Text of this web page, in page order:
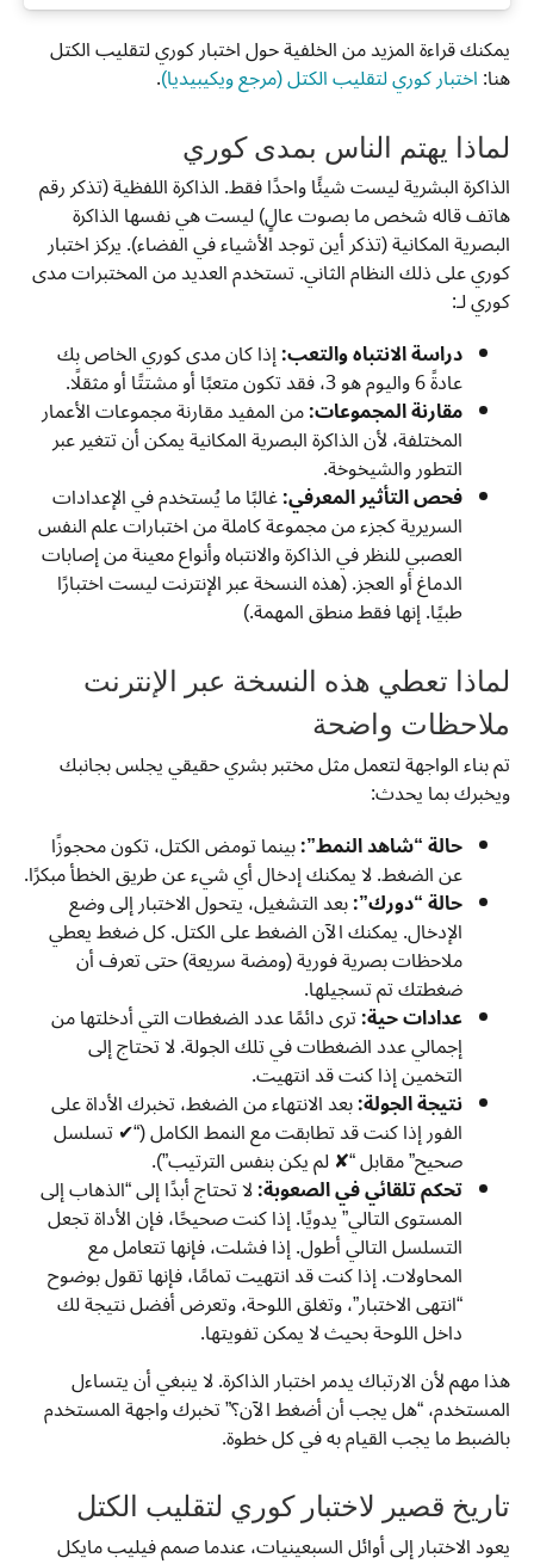
يمكنك قراءة المزيد من الخلفية حول اختبار كوري لتقليب الكتل
هنا:اختبار كوري لتقليب الكتل (مرجع ويكيبيديا).
لماذا يهتم الناس بمدى كوري
الذاكرة البشرية ليست شيئًا واحدًا فقط. الذاكرة اللفظية (تذكر رقم
هاتف قاله شخص ما بصوت عالٍ) ليست هي نفسها الذاكرة
البصرية المكانية (تذكر أين توجد الأشياء في الفضاء). يركز اختبار
كوري على ذلك النظام الثاني. تستخدم العديد من المختبرات مدى
كوري لـ:
دراسة الانتباه والتعب:إذا كان مدى كوري الخاص بك
عادةً 6 واليوم هو 3، فقد تكون متعبًا أو مشتتًا أو مثقلًا.
مقارنة المجموعات:من المفيد مقارنة مجموعات الأعمار
المختلفة، لأن الذاكرة البصرية المكانية يمكن أن تتغير عبر
التطور والشيخوخة.
فحص التأثير المعرفي:غالبًا ما يُستخدم في الإعدادات
السريرية كجزء من مجموعة كاملة من اختبارات علم النفس
العصبي للنظر في الذاكرة والانتباه وأنواع معينة من إصابات
الدماغ أو العجز. (هذه النسخة عبر الإنترنت ليست اختبارًا
طبيًا. إنها فقط منطق المهمة.)
لماذا تعطي هذه النسخة عبر الإنترنت
ملاحظات واضحة
تم بناء الواجهة لتعمل مثل مختبر بشري حقيقي يجلس بجانبك
ويخبرك بما يحدث:
حالة “شاهد النمط”:بينما تومض الكتل، تكون محجوزًا
عن الضغط. لا يمكنك إدخال أي شيء عن طريق الخطأ مبكرًا.
حالة “دورك”:بعد التشغيل، يتحول الاختبار إلى وضع
الإدخال. يمكنك الآن الضغط على الكتل. كل ضغط يعطي
ملاحظات بصرية فورية (ومضة سريعة) حتى تعرف أن
ضغطتك تم تسجيلها.
عدادات حية:ترى دائمًا عدد الضغطات التي أدخلتها من
إجمالي عدد الضغطات في تلك الجولة. لا تحتاج إلى
التخمين إذا كنت قد انتهيت.
نتيجة الجولة:بعد الانتهاء من الضغط، تخبرك الأداة على
الفور إذا كنت قد تطابقت مع النمط الكامل (“✔ تسلسل
صحيح” مقابل “✘ لم يكن بنفس الترتيب”).
تحكم تلقائي في الصعوبة:لا تحتاج أبدًا إلى “الذهاب إلى
المستوى التالي” يدويًا. إذا كنت صحيحًا، فإن الأداة تجعل
التسلسل التالي أطول. إذا فشلت، فإنها تتعامل مع
المحاولات. إذا كنت قد انتهيت تمامًا، فإنها تقول بوضوح
“انتهى الاختبار”، وتغلق اللوحة، وتعرض أفضل نتيجة لك
داخل اللوحة بحيث لا يمكن تفويتها.
هذا مهم لأن الارتباك يدمر اختبار الذاكرة. لا ينبغي أن يتساءل
المستخدم، “هل يجب أن أضغط الآن؟” تخبرك واجهة المستخدم
بالضبط ما يجب القيام به في كل خطوة.
تاريخ قصير لاختبار كوري لتقليب الكتل
يعود الاختبار إلى أوائل السبعينيات، عندما صمم فيليب مايكل